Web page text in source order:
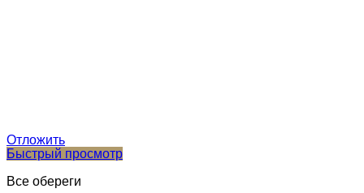
Отложить
Быстрый просмотр
Все обереги